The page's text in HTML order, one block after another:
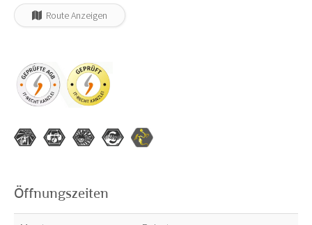
Route Anzeigen
Öffnungszeiten